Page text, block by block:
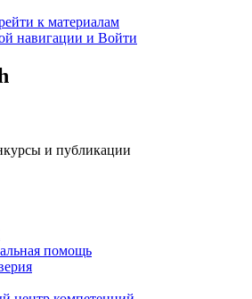
к материалам
навигации и Войти
и публикации